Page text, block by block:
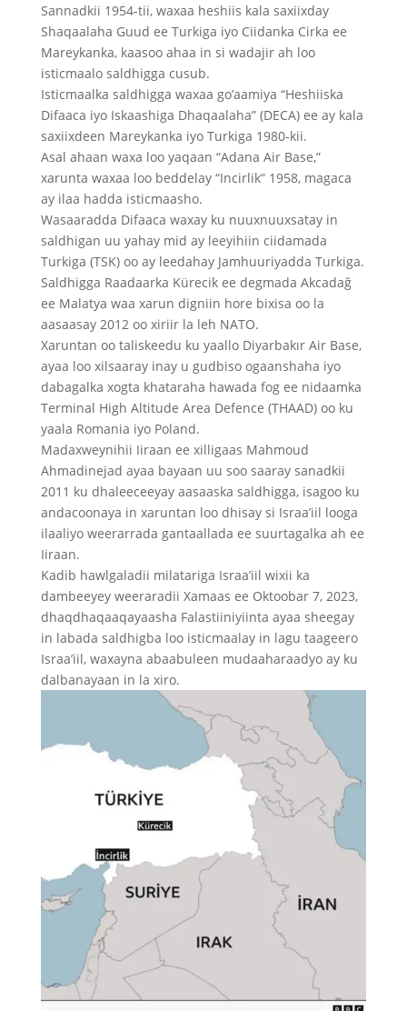
Sannadkii 1954-tii, waxaa heshiis kala saxiixday
Shaqaalaha Guud ee Turkiga iyo Ciidanka Cirka ee
Mareykanka, kaasoo ahaa in si wadajir ah loo
isticmaalo saldhigga cusub.
Isticmaalka saldhigga waxaa go’aamiya “Heshiiska
Difaaca iyo Iskaashiga Dhaqaalaha” (DECA) ee ay kala
saxiixdeen Mareykanka iyo Turkiga 1980-kii.
Asal ahaan waxa loo yaqaan “Adana Air Base,”
xarunta waxaa loo beddelay “Incirlik” 1958, magaca
ay ilaa hadda isticmaasho.
Wasaaradda Difaaca waxay ku nuuxnuuxsatay in
saldhigan uu yahay mid ay leeyihiin ciidamada
Turkiga (TSK) oo ay leedahay Jamhuuriyadda Turkiga.
Saldhigga Raadaarka Kürecik ee degmada Akcadağ
ee Malatya waa xarun digniin hore bixisa oo la
aasaasay 2012 oo xiriir la leh NATO.
Xaruntan oo taliskeedu ku yaallo Diyarbakır Air Base,
ayaa loo xilsaaray inay u gudbiso ogaanshaha iyo
dabagalka xogta khataraha hawada fog ee nidaamka
Terminal High Altitude Area Defence (THAAD) oo ku
yaala Romania iyo Poland.
Madaxweynihii Iiraan ee xilligaas Mahmoud
Ahmadinejad ayaa bayaan uu soo saaray sanadkii
2011 ku dhaleeceeyay aasaaska saldhigga, isagoo ku
andacoonaya in xaruntan loo dhisay si Israa’iil looga
ilaaliyo weerarrada gantaallada ee suurtagalka ah ee
Iiraan.
Kadib hawlgaladii milatariga Israa’iil wixii ka
dambeeyey weeraradii Xamaas ee Oktoobar 7, 2023,
dhaqdhaqaaqayaasha Falastiiniyiinta ayaa sheegay
in labada saldhigba loo isticmaalay in lagu taageero
Israa’iil, waxayna abaabuleen mudaaharaadyo ay ku
dalbanayaan in la xiro.